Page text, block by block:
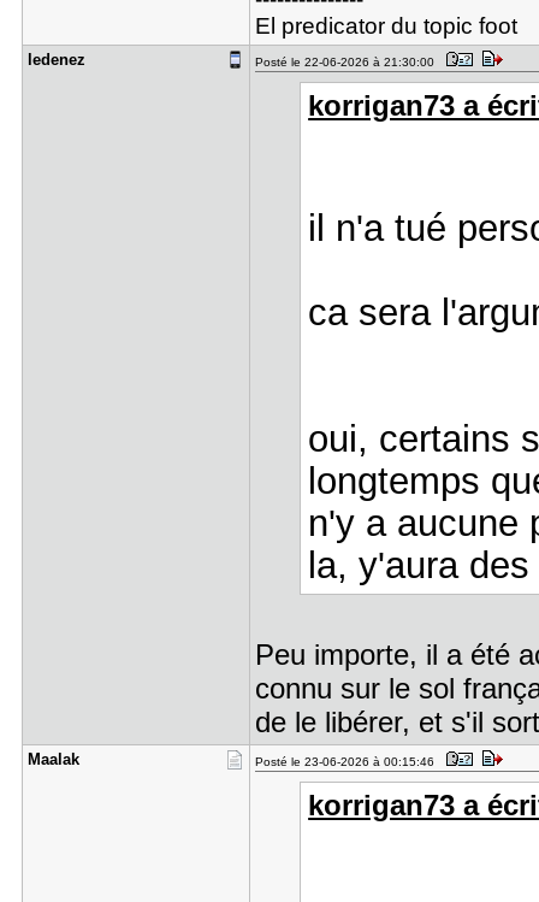
El predicator du topic foot
ledenez Posté le 22-06-2026 à 21:30:00
korrigan73 a
il n'a tué
ca sera
oui, certains
longtemps
n'y a aucune
la, y'aura
Peu importe, il a été
connu sur le sol
de le libérer, et s'il
Maalak Posté le 23-06-2026 à 00:15:46
korrigan73 a